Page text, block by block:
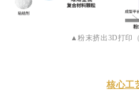
▲粉末挤出3D打印
核心工